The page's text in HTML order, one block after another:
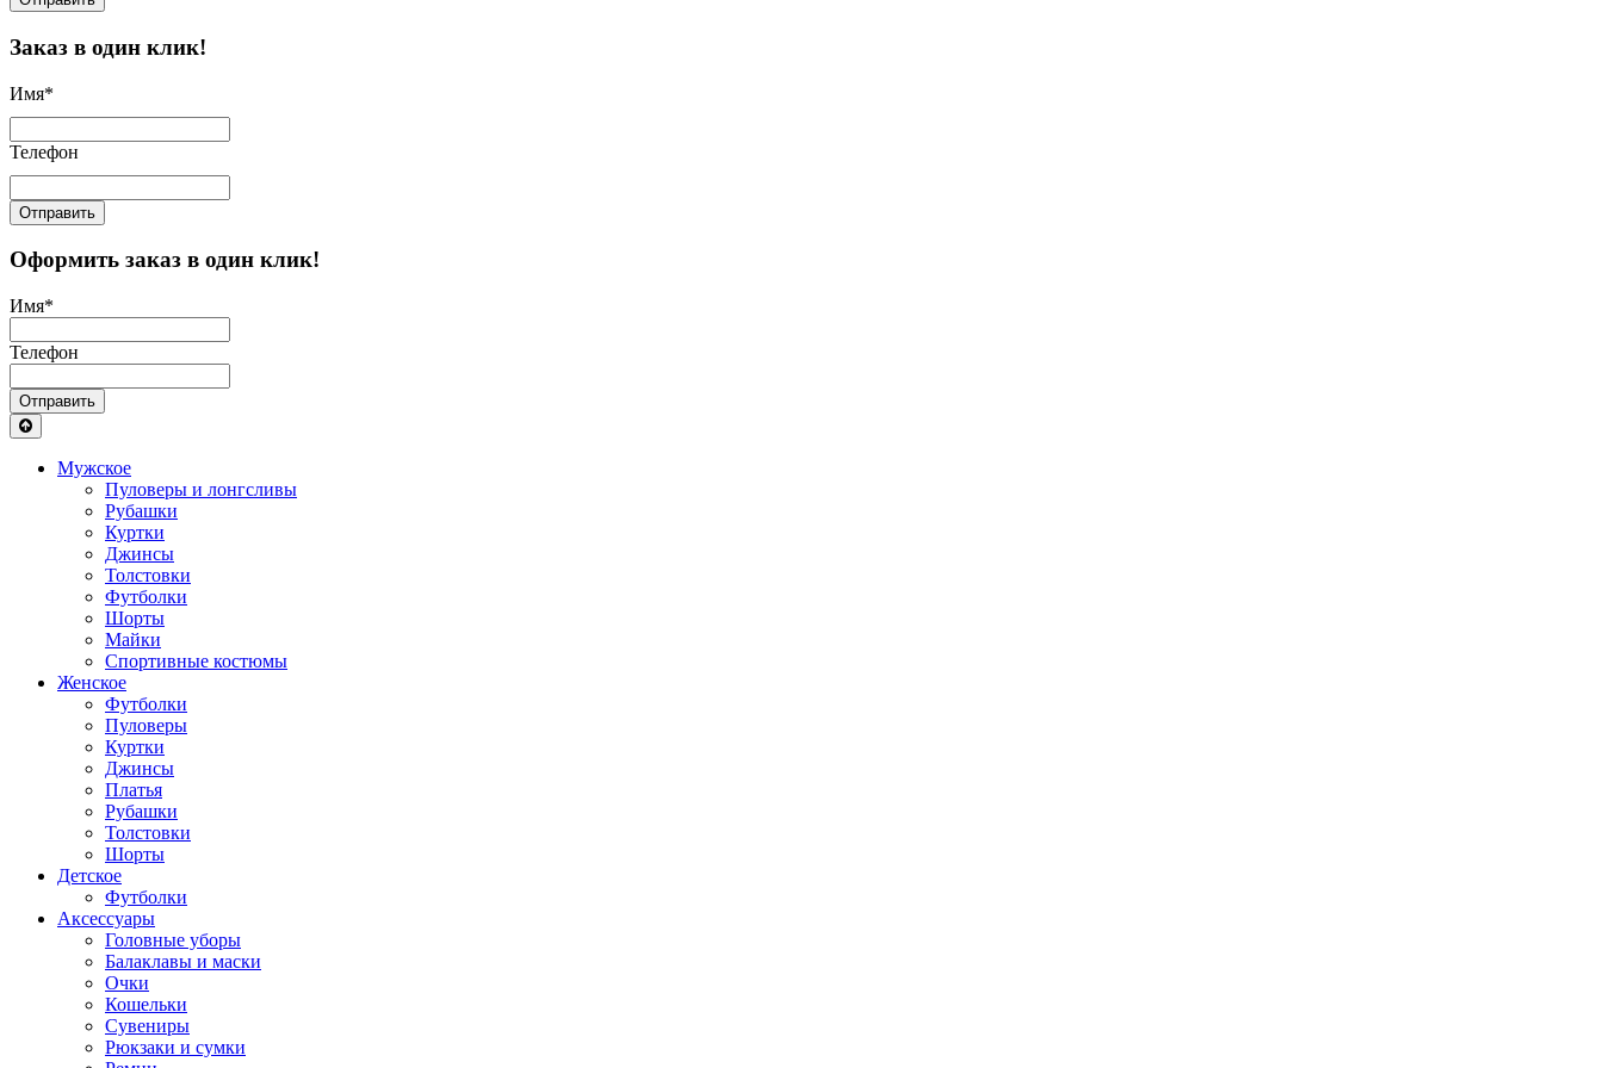
Заказ в один клик!
Имя*
Телефон
Отправить
Оформить заказ в один клик!
Имя*
Телефон
Отправить
Мужское
Пуловеры и лонгсливы
Рубашки
Куртки
Джинсы
Толстовки
Футболки
Шорты
Майки
Спортивные костюмы
Женское
Футболки
Пуловеры
Куртки
Джинсы
Платья
Рубашки
Толстовки
Шорты
Детское
Футболки
Аксессуары
Головные уборы
Балаклавы и маски
Очки
Кошельки
Сувениры
Рюкзаки и сумки